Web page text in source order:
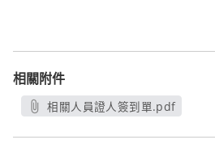
相關附件
相關人員證人簽到單.pdf